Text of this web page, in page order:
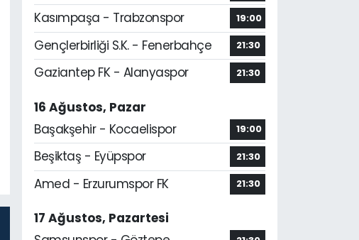
Kasımpaşa - Trabzonspor 19:00
Gençlerbirliği S.K. - Fenerbahçe 21:30
Gaziantep FK - Alanyaspor 21:30
16 Ağustos, Pazar
Başakşehir - Kocaelispor
19:00
Beşiktaş - Eyüpspor 21:30
Amed - Erzurumspor FK 21:30
17 Ağustos, Pazartesi